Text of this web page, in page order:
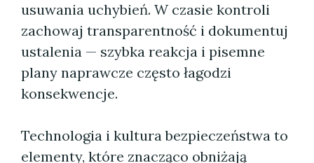
usuwania uchybień. W czasie kontroli
zachowaj transparentność i dokumentuj
ustalenia — szybka reakcja i pisemne
plany naprawcze często łagodzi
konsekwencje.
Technologia i kultura bezpieczeństwa to
elementy, które znacząco obniżają